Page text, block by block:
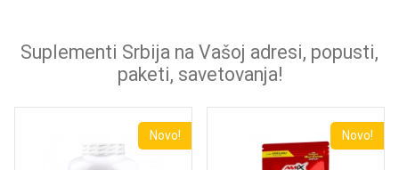
Suplementi Srbija na Vašoj adresi, popusti,
paketi, savetovanja!
Novo! Novo!